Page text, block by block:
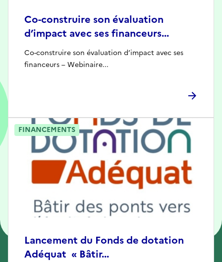
Co-construire son évaluation
d’impact avec ses financeurs...
Co-construire son évaluation d’impact avec ses
financeurs – Webinaire...
Lancement du Fonds de dotation
Adéquat « Bâtir...
FINANCEMENTS